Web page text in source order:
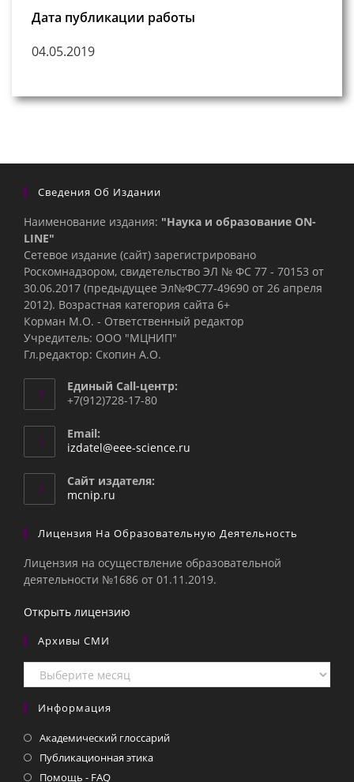
Дата публикации работы
04.05.2019
Сведения Об Издании
Наименование издания: "Наука и образование ON-
LINE"
Сетевое издание (сайт) зарегистрировано
Роскомнадзором, свидетельство ЭЛ № ФС 77 - 70153 от
30.06.2017 (предыдущее Эл№ФC77-49690 от 26 апреля
2012). Возрастная категория сайта 6+
Корман М.О. - Ответственный редактор
Учредитель: ООО "МЦНИП"
Гл.редактор: Скопин А.О.
Единый Call-центр:
+7(912)728-17-80
Email:
izdatel@eee-science.ru
Сайт издателя:
mcnip.ru
Лицензия На Образовательную Деятельность
Лицензия на осуществление образовательной
деятельности №1686 от 01.11.2019.
Открыть лицензию
Архивы СМИ
Архивы
СМИ
Информация
Академический глоссарий
Публикационная этика
Помощь - FAQ